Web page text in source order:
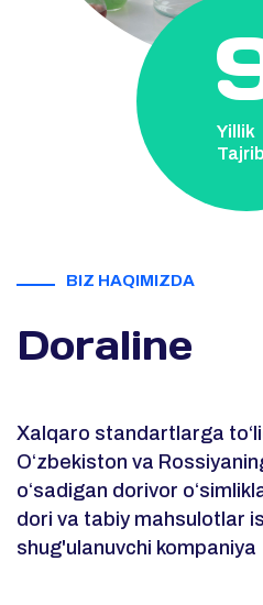
Yillik
BIZ HAQIMIZDA
Doraline
Xalqaro standartlarga
Oʻzbekiston va
oʻsadigan dorivor
dori va tabiy mahsulotlar
shug'ulanuvchi kompaniya